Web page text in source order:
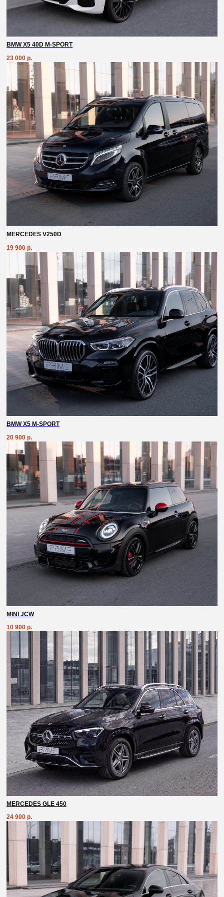
BMW X5 40D M-SPORT
23 000 р.
MERCEDES V250D
19 900 р.
BMW X5 M-SPORT
20 900 р.
MINI JCW
10 900 р.
MERCEDES GLE 450
24 900 р.